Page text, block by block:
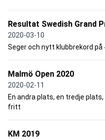
Resultat Swedish Grand
2020-03-10
Seger och nytt klubbrekord
Malmö Open 2020
2020-02-11
En andra plats, en tredje
fritt
KM 2019